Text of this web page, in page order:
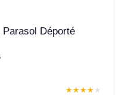
Déporté
★★★★★
★★★★★